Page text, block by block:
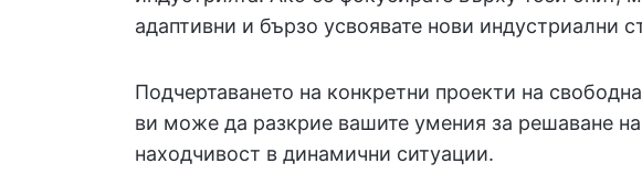
адаптивни и бързо усвоявате нови индустриални
Подчертаването на конкретни проекти на
ви може да разкрие вашите умения за решаване
находчивост в динамични ситуации.